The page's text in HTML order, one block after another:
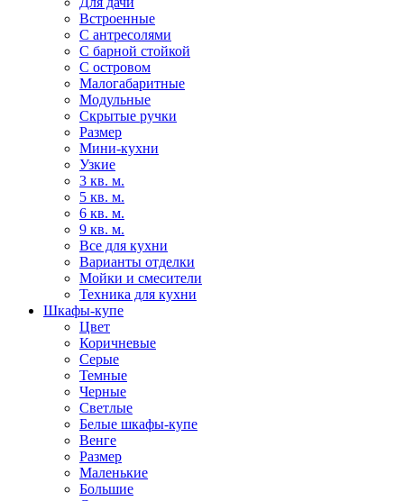
Встроенные
С антресолями
С барной стойкой
С островом
Малогабаритные
Модульные
Скрытые ручки
Размер
Мини-кухни
Узкие
3 кв. м.
5 кв. м.
6 кв. м.
9 кв. м.
Все для кухни
Варианты отделки
Мойки и смесители
Техника для кухни
Шкафы-купе
Цвет
Коричневые
Серые
Темные
Черные
Светлые
Белые шкафы-купе
Венге
Размер
Маленькие
Большие